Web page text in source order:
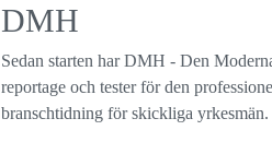
DMH
Sedan starten har DMH - Den
reportage och tester för den
branschtidning för skickliga yrkesmän.